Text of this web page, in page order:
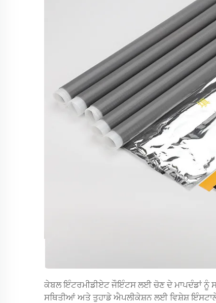
ਕੇਬਲ ਇੰਟਰਮੀਡੀਏਟ ਜੌਇੰਟਸ ਲਈ ਚੋਣ ਦੇ ਮਾਪਦੰਡਾਂ ਨੂੰ
ਸਥਿਤੀਆਂ ਅਤੇ ਤੁਹਾਡੇ ਐਪਲੀਕੇਸ਼ਨ ਲਈ ਵਿਸ਼ੇਸ਼